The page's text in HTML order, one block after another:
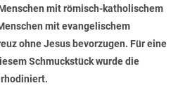
mit römisch-katholischem
mit evangelischem
ohne Jesus bevorzugen. Für eine
Schmuckstück wurde die